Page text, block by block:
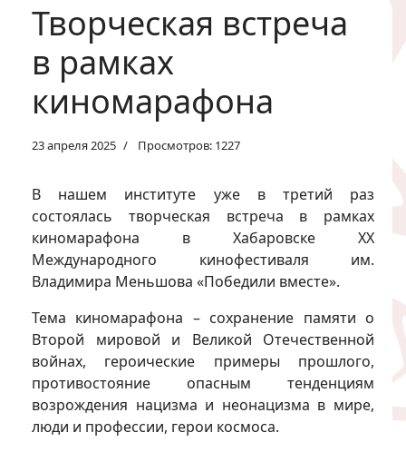
Творческая встреча
в рамках
киномарафона
23 апреля 2025 Просмотров: 1227
В нашем институте уже в третий раз
состоялась творческая встреча в рамках
киномарафона в Хабаровске XX
Международного кинофестиваля им.
Владимира Меньшова «Победили вместе».
Тема киномарафона – сохранение памяти о
Второй мировой и Великой Отечественной
войнах, героические примеры прошлого,
противостояние опасным тенденциям
возрождения нацизма и неонацизма в мире,
люди и профессии, герои космоса.